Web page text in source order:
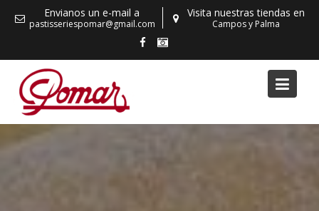
Envianos un e-mail a
pastisseriespomar@gmail.com
Visita nuestras tiendas en
Campos y Palma